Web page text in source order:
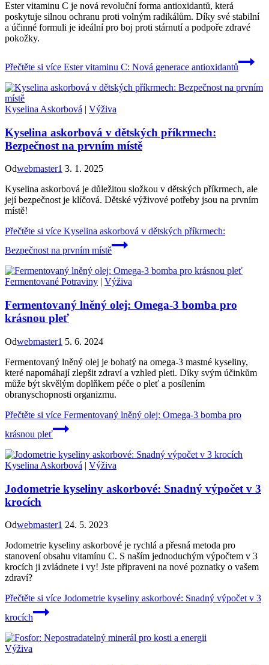
Ester vitaminu C je nová revoluční forma antioxidantů, která
poskytuje silnou ochranu proti volným radikálům. Díky své stabilní
a účinné formuli je ideální pro boj proti stárnutí a podpoře zdravé
pokožky.
Přečtěte si více Ester vitaminu C: Nová generace antioxidantů
Kyselina Askorbová | Výživa
Kyselina askorbová v dětských příkrmech:
Bezpečnost na prvním místě
Odwebmaster1 3. 1. 2025
Kyselina askorbová je důležitou složkou v dětských příkrmech, ale
její bezpečnost je klíčová. Dětské výživové potřeby jsou na prvním
místě!
Přečtěte si více Kyselina askorbová v dětských příkrmech:
Bezpečnost na prvním místě
Fermentované Potraviny | Výživa
Fermentovaný lněný olej: Omega-3 bomba pro
krásnou pleť
Odwebmaster1 5. 6. 2024
Fermentovaný lněný olej je bohatý na omega-3 mastné kyseliny,
které napomáhají zlepšit zdraví a vzhled pleti. Díky svým účinkům
může být skvělým doplňkem péče o pleť a posílením
obranyschopnosti organizmu.
Přečtěte si více Fermentovaný lněný olej: Omega-3 bomba pro
krásnou pleť
Kyselina Askorbová | Výživa
Jodometrie kyseliny askorbové: Snadný výpočet v 3
krocích
Odwebmaster1 24. 5. 2023
Jodometrie kyseliny askorbové je rychlá a přesná metoda pro
stanovení obsahu vitamínu C. S naším jednoduchým výpočtem v 3
krocích ji zvládnete i vy! Jste připraveni na nové poznatky o vašem
zdraví?
Přečtěte si více Jodometrie kyseliny askorbové: Snadný výpočet v 3
krocích
Výživa